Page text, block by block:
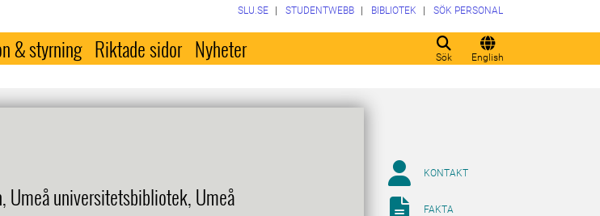
Sök English
SLU.SE STUDENTWEBB BIBLIOTEK SÖK PERSONAL
& styrning Riktade sidor Nyheter
Umeå universitetsbibliotek, Umeå
KONTAKT
FAKTA